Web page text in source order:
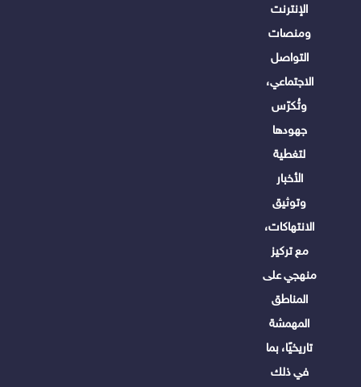
الإنترنت
ومنصات
التواصل
الاجتماعي،
وتُكرّس
جهودها
لتغطية
الأخبار
وتوثيق
الانتهاكات،
مع تركيز
منهجي على
المناطق
المهمشة
تاريخيًا، بما
في ذلك